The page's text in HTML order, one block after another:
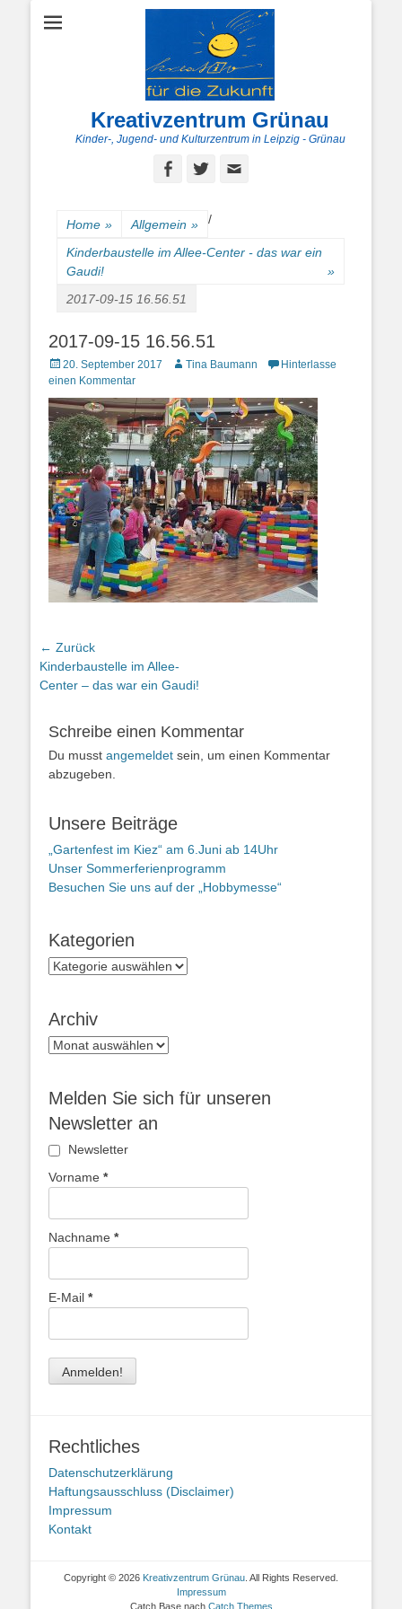
Kreativzentrum Grünau
Kinder-, Jugend- und Kulturzentrum in Leipzig - Grünau
Facebook
Twitter
Home » Allgemein » /
Kinderbaustelle im Allee-Center - das war ein
Gaudi!
»
2017-09-15 16.56.51
2017-09-15 16.56.51
Posted
on
20. September 2017 AutorTina Baumann
Hinterlasse
einen Kommentar
Beitragsnavigation
← Zurück
Vorheriger
Beitrag:
Kinderbaustelle im Allee-
Center – das war ein Gaudi!
Schreibe einen Kommentar
Du musst angemeldet sein, um einen Kommentar
abzugeben.
Unsere Beiträge
„Gartenfest im Kiez“ am 6.Juni ab 14Uhr
Unser Sommerferienprogramm
Besuchen Sie uns auf der „Hobbymesse“
Kategorien
Kategorien
Archiv
Archiv
Melden Sie sich für unseren
Newsletter an
Newsletter
Vorname *
Nachname *
E-Mail *
Rechtliches
Datenschutzerklärung
Haftungsausschluss (Disclaimer)
Impressum
Kontakt
Copyright © 2026 Kreativzentrum Grünau . All Rights Reserved.
Impressum
Catch Base nach Catch Themes